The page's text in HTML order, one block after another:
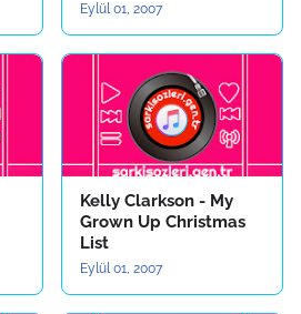
Eylül 01, 2007
Kelly Clarkson - My
Grown Up Christmas
List
Eylül 01, 2007